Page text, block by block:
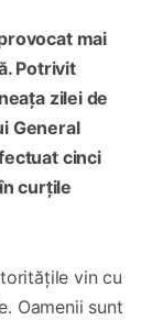
mai
Potrivit
zilei de
General
cinci
curțile
vin cu
Oamenii sunt